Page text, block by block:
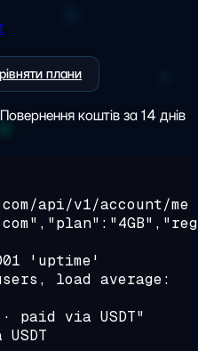
плани
коштів за 14 днів
api/v1/account/me
'uptime'
load average:
paid via USDT"